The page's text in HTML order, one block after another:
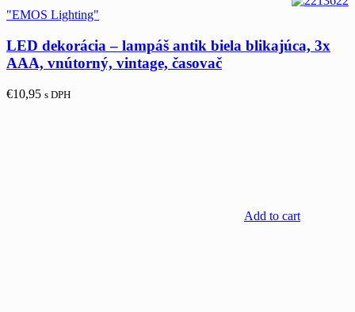
"EMOS Lighting"
LED dekorácia – lampáš antik biela blikajúca, 3x
AAA, vnútorný, vintage, časovač
€10,95 s DPH
Add to cart